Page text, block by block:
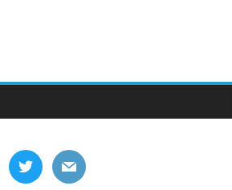
twitter mail